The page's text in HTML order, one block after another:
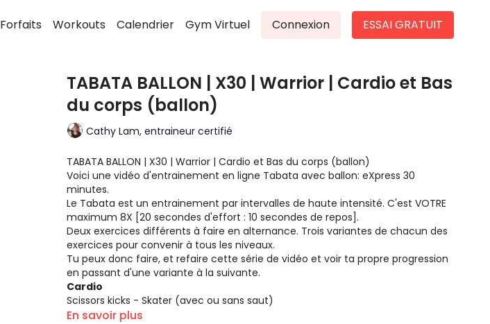
Forfaits Workouts Calendrier Gym Virtuel Connexion ESSAI GRATUIT
TABATA BALLON | X30 | Warrior | Cardio et Bas
du corps (ballon)
Cathy Lam, entraineur certifié
TABATA BALLON | X30 | Warrior | Cardio et Bas du corps (ballon)
Voici une vidéo d'entrainement en ligne Tabata avec ballon: eXpress 30
minutes.
Le Tabata est un entrainement par intervalles de haute intensité. C'est VOTRE
maximum 8X [20 secondes d'effort : 10 secondes de repos].
Deux exercices différents à faire en alternance. Trois variantes de chacun des
exercices pour convenir à tous les niveaux.
Tu peux donc faire, et refaire cette série de vidéo et voir ta propre progression
en passant d'une variante à la suivante.
Cardio
Scissors kicks - Skater (avec ou sans saut)
Burpees Jack - Squats chassés
En savoir plus